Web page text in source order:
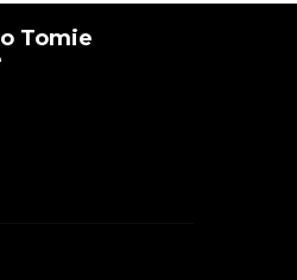
Tomie